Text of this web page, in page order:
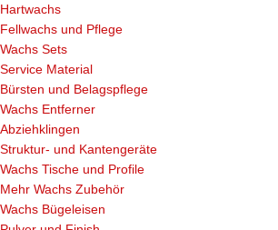
Hartwachs
Fellwachs und Pflege
Wachs Sets
Service Material
Bürsten und Belagspflege
Wachs Entferner
Abziehklingen
Struktur- und Kantengeräte
Wachs Tische und Profile
Mehr Wachs Zubehör
Wachs Bügeleisen